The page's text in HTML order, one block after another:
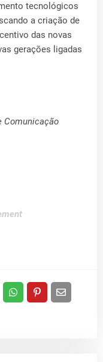
tecnológicos
a criação de
das novas
gerações ligadas
Comunicação